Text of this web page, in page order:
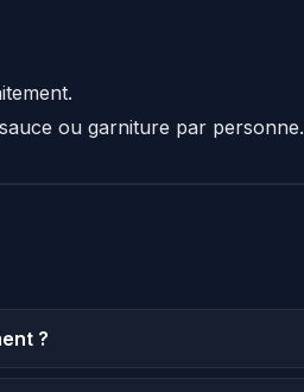
ou garniture par personne.
?